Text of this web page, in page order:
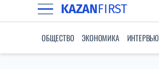
KAZANFIRST
ОБЩЕСТВО ЭКОНОМИКА ИНТЕРВЬЮ